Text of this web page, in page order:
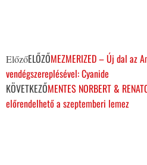
ElőzőELŐZŐMEZMERIZED – Új dal az
vendégszereplésével: Cyanide
KÖVETKEZŐMENTES NORBERT &
előrendelhető a szeptemberi lemez